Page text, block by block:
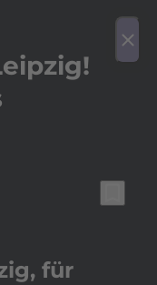
menu
für
close